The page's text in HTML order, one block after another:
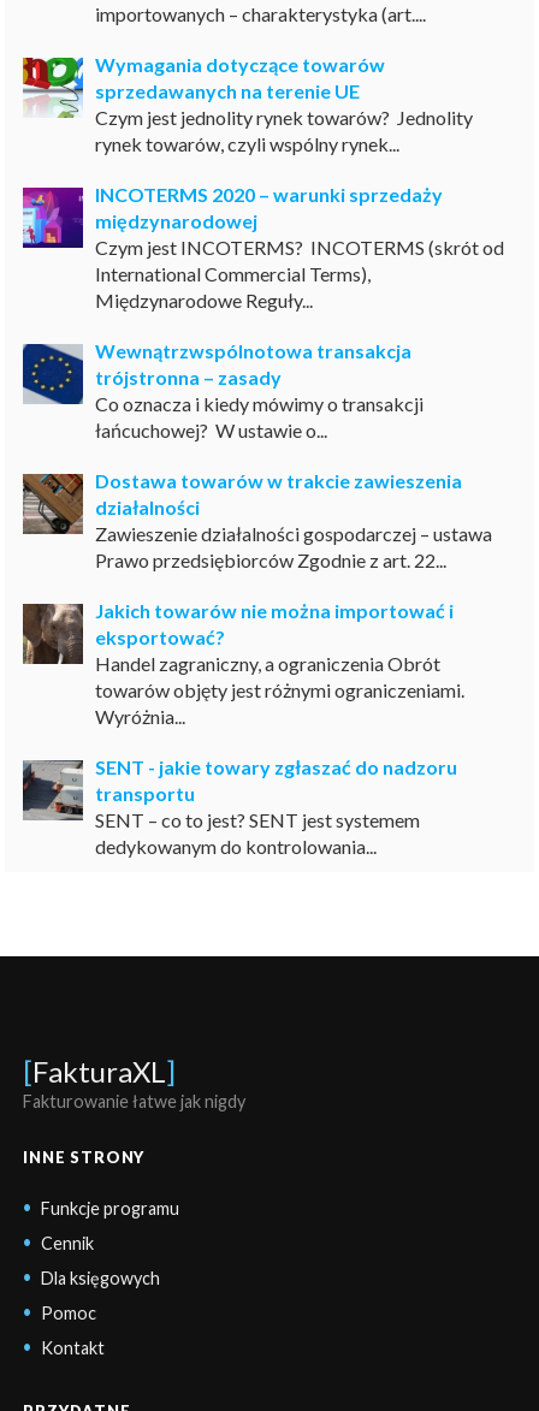
importowanych – charakterystyka (art....
Wymagania dotyczące towarów
sprzedawanych na terenie UE
Czym jest jednolity rynek towarów? Jednolity
rynek towarów, czyli wspólny rynek...
INCOTERMS 2020 – warunki sprzedaży
międzynarodowej
Czym jest INCOTERMS? INCOTERMS (skrót od
International Commercial Terms),
Międzynarodowe Reguły...
Wewnątrzwspólnotowa transakcja
trójstronna – zasady
Co oznacza i kiedy mówimy o transakcji
łańcuchowej? W ustawie o...
Dostawa towarów w trakcie zawieszenia
działalności
Zawieszenie działalności gospodarczej – ustawa
Prawo przedsiębiorców Zgodnie z art. 22...
Jakich towarów nie można importować i
eksportować?
Handel zagraniczny, a ograniczenia Obrót
towarów objęty jest różnymi ograniczeniami.
Wyróżnia...
SENT - jakie towary zgłaszać do nadzoru
transportu
SENT – co to jest? SENT jest systemem
dedykowanym do kontrolowania...
[FakturaXL ]
Fakturowanie łatwe jak nigdy
INNE STRONY
Funkcje programu
Cennik
Dla księgowych
Pomoc
Kontakt